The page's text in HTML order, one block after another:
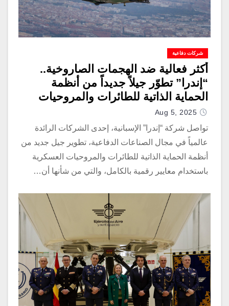
شركات دفاعية
أكثر فعالية ضد الهجمات الصاروخية..
“إندرا” تطوّر جيلاً جديداً من أنظمة
الحماية الذاتية للطائرات والمروحيات
Aug 5, 2025
تواصل شركة “إندرا” الإسبانية، إحدى الشركات الرائدة
عالمياً في مجال الصناعات الدفاعية، تطوير جيل جديد من
أنظمة الحماية الذاتية للطائرات والمروحيات العسكرية
باستخدام معايير رقمية بالكامل، والتي من شأنها أن…